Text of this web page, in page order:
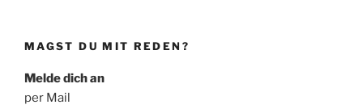
MAGST DU MIT REDEN?
Melde dich an
per Mail